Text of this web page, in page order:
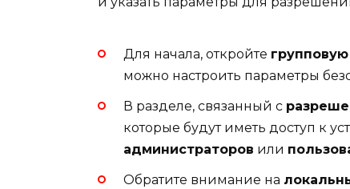
Для начала, откройте
можно настроить параметры
В разделе, связанный с
которые будут иметь доступ к
администраторов или
Обратите внимание на